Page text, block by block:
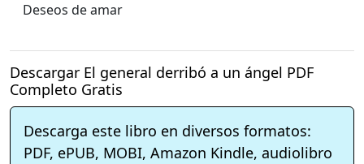
Deseos de amar
Descargar El general derribó a un ángel PDF
Completo Gratis
Descarga este libro en diversos formatos:
PDF, ePUB, MOBI, Amazon Kindle, audiolibro